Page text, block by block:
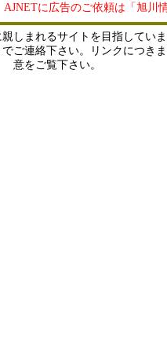
AJNETに広告のご依頼は「旭川
しまれるサイトを目指してい
ご連絡下さい。リンクにつき
意をご覧下さい。